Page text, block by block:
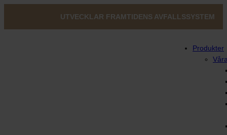
UTVECKLAR FRAMTIDENS AVFALLSSYSTEM
Produkter